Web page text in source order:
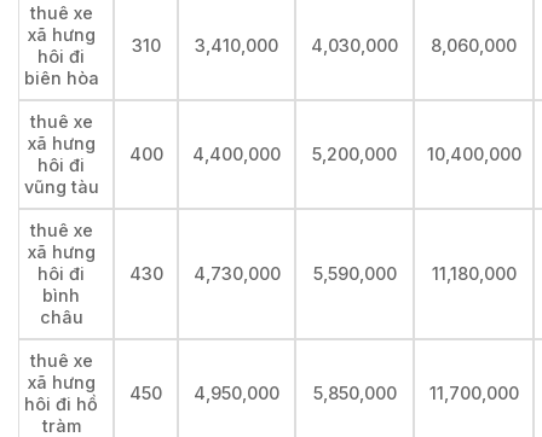
thuê xe
xã hưng
hôi đi
biên hòa
310 3,410,000 4,030,000 8,060,000
thuê xe
xã hưng
hôi đi
vũng tàu
400 4,400,000 5,200,000 10,400,000
thuê xe
xã hưng
hôi đi
bình
châu
430 4,730,000 5,590,000 11,180,000
thuê xe
xã hưng
hôi đi hồ
tràm
450 4,950,000 5,850,000 11,700,000